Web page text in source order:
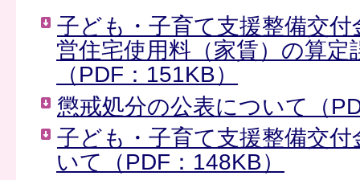
子ども・子育て支援整備交
営住宅使用料（家賃）の算
（PDF：151KB）
懲戒処分の公表について（
子ども・子育て支援整備交
いて（PDF：148KB）